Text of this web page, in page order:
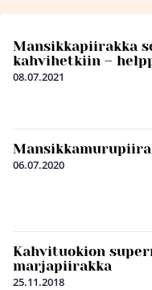
Mansikkapiirakka
kahvihetkiin –
08.07.2021
06.07.2020
Kahvituokion
marjapiirakka
25.11.2018